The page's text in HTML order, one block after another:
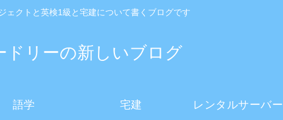
ェクトと英検1級と宅建について書くブログです
ドリーの新しいブログ
語学 宅建 レンタルサーバー